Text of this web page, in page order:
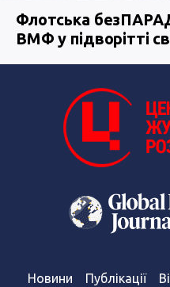
Флотська
ВМФ у підворітті
Новини Публікації